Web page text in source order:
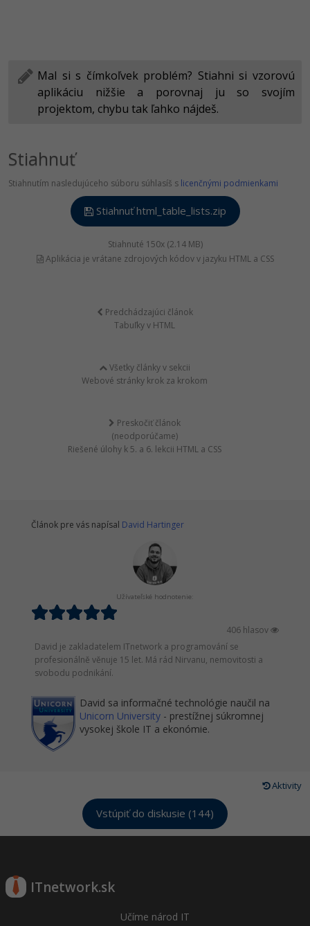
Mal si s čímkoľvek problém? Stiahni si vzorovú
aplikáciu nižšie a porovnaj ju so svojím
projektom, chybu tak ľahko nájdeš.
Stiahnuť
Stiahnutím nasledujúceho súboru súhlasíš s licenčnými podmienkami
Stiahnuť html_table_lists.zip
Stiahnuté 150x (2.14 MB)
Aplikácia je vrátane zdrojových kódov v jazyku HTML a CSS
Predchádzajúci článok
Tabuľky v HTML
Všetky články v sekcii
Webové stránky krok za krokom
Preskočiť článok
(neodporúčame)
Riešené úlohy k 5. a 6. lekcii HTML a CSS
Článok pre vás napísal David Hartinger
Užívateľské hodnotenie:
406 hlasov
David je zakladatelem ITnetwork a programování se
profesionálně věnuje 15 let. Má rád Nirvanu, nemovitosti a
svobodu podnikání.
David sa informačné technológie naučil na
Unicorn University - prestížnej súkromnej
vysokej škole IT a ekonómie.
Aktivity
Vstúpiť do diskusie (144)
ITnetwork.sk
Učíme národ IT